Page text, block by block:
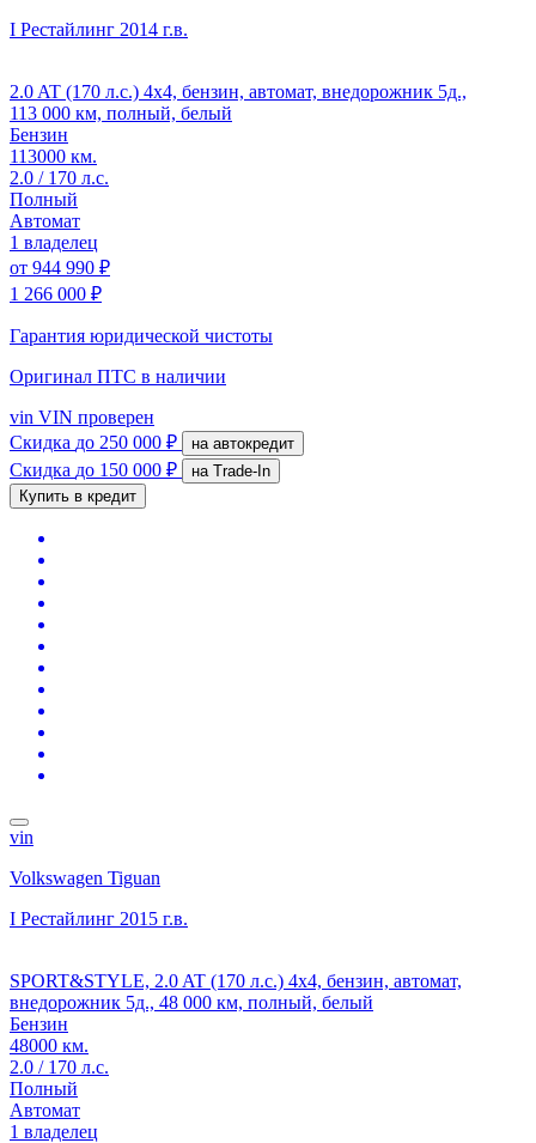
I Рестайлинг 2014 г.в.
2.0 AT (170 л.с.) 4x4, бензин, автомат, внедорожник 5д.,
113 000 км, полный, белый
Бензин
113000 км.
2.0 / 170 л.с.
Полный
Автомат
1 владелец
от 944 990 ₽
1 266 000 ₽
Гарантия юридической чистоты
Оригинал ПТС в наличии
vin VIN проверен
Скидка до 250 000 ₽ на автокредит
Скидка до 150 000 ₽
на Trade-In
Купить в кредит
vin
Volkswagen Tiguan
I Рестайлинг 2015 г.в.
SPORT&STYLE, 2.0 AT (170 л.с.) 4x4, бензин, автомат,
внедорожник 5д., 48 000 км, полный, белый
Бензин
48000 км.
2.0 / 170 л.с.
Полный
Автомат
1 владелец